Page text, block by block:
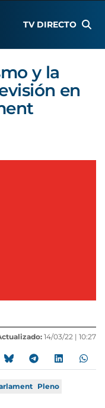
TV DIRECTO
y la
en
14/03/22 | 10:27
Pleno